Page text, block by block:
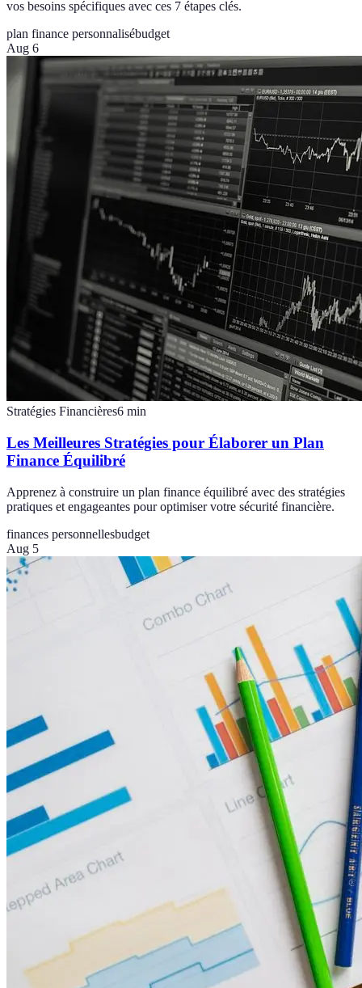
vos besoins spécifiques avec ces 7 étapes clés.
plan finance personnalisébudget
Aug 6
Stratégies Financières6 min
Les Meilleures Stratégies pour Élaborer un Plan
Finance Équilibré
Apprenez à construire un plan finance équilibré avec des stratégies
pratiques et engageantes pour optimiser votre sécurité financière.
finances personnellesbudget
Aug 5